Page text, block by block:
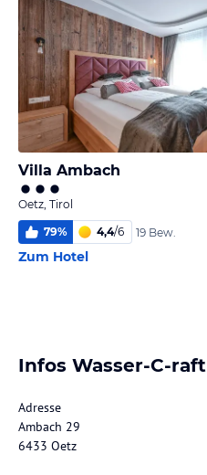
Villa Ambach
Oetz, Tirol
79% 4,4/6 19 Bew.
Zum Hotel
Infos Wasser-C-raft
Adresse
Ambach 29
6433 Oetz